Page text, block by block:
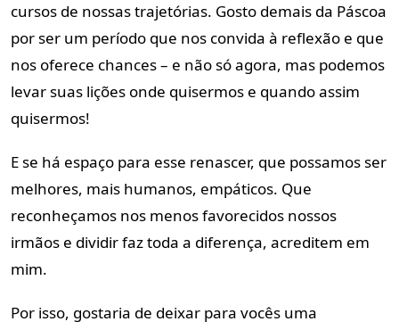
cursos de nossas trajetórias. Gosto demais da Páscoa
por ser um período que nos convida à reflexão e que
nos oferece chances – e não só agora, mas podemos
levar suas lições onde quisermos e quando assim
quisermos!
E se há espaço para esse renascer, que possamos ser
melhores, mais humanos, empáticos. Que
reconheçamos nos menos favorecidos nossos
irmãos e dividir faz toda a diferença, acreditem em
mim.
Por isso, gostaria de deixar para vocês uma